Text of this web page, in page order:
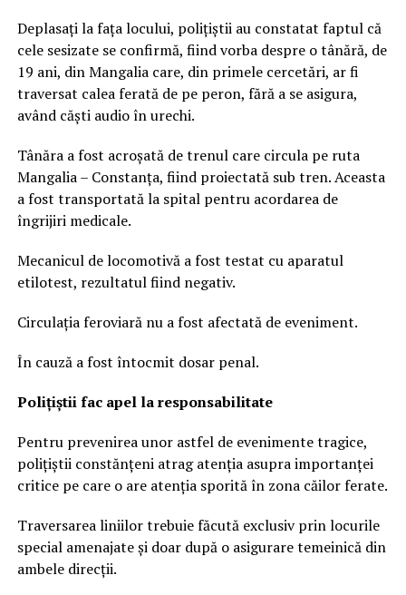
Deplasați la fața locului, polițiștii au constatat faptul că
cele sesizate se confirmă, fiind vorba despre o tânără, de
19 ani, din Mangalia care, din primele cercetări, ar fi
traversat calea ferată de pe peron, fără a se asigura,
având căști audio în urechi.
Tânăra a fost acroșată de trenul care circula pe ruta
Mangalia – Constanța, fiind proiectată sub tren. Aceasta
a fost transportată la spital pentru acordarea de
îngrijiri medicale.
Mecanicul de locomotivă a fost testat cu aparatul
etilotest, rezultatul fiind negativ.
Circulația feroviară nu a fost afectată de eveniment.
În cauză a fost întocmit dosar penal.
Polițiștii fac apel la responsabilitate
Pentru prevenirea unor astfel de evenimente tragice,
polițiștii constănțeni atrag atenția asupra importanței
critice pe care o are atenția sporită în zona căilor ferate.
Traversarea liniilor trebuie făcută exclusiv prin locurile
special amenajate și doar după o asigurare temeinică din
ambele direcții.